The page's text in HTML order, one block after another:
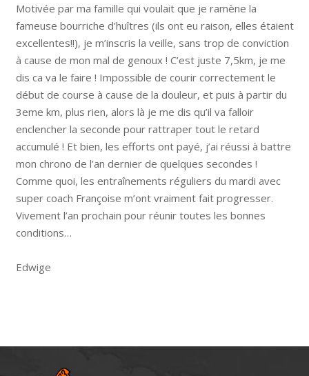
Motivée par ma famille qui voulait que je ramène la
fameuse bourriche d’huîtres (ils ont eu raison, elles étaient
excellentes!!), je m’inscris la veille, sans trop de conviction
à cause de mon mal de genoux ! C’est juste 7,5km, je me
dis ca va le faire ! Impossible de courir correctement le
début de course à cause de la douleur, et puis à partir du
3eme km, plus rien, alors là je me dis qu’il va falloir
enclencher la seconde pour rattraper tout le retard
accumulé ! Et bien, les efforts ont payé, j’ai réussi à battre
mon chrono de l’an dernier de quelques secondes !
Comme quoi, les entraînements réguliers du mardi avec
super coach Françoise m’ont vraiment fait progresser.
Vivement l’an prochain pour réunir toutes les bonnes
conditions…
Edwige